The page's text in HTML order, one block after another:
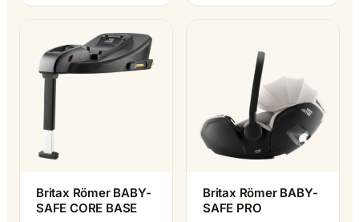
Britax Römer BABY-
SAFE CORE BASE
Britax Römer BABY-
SAFE PRO